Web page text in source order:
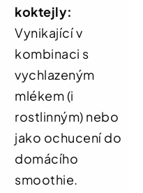
koktejly:
Vynikající v
kombinaci s
vychlazeným
mlékem (i
rostlinným) nebo
jako ochucení do
domácího
smoothie.